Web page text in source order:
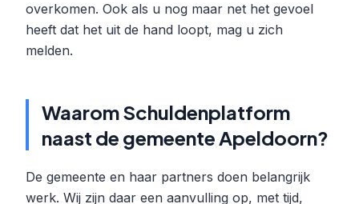
overkomen. Ook als u nog maar net het gevoel
heeft dat het uit de hand loopt, mag u zich
melden.
Waarom Schuldenplatform
naast de gemeente Apeldoorn?
De gemeente en haar partners doen belangrijk
werk. Wij zijn daar een aanvulling op, met tijd,